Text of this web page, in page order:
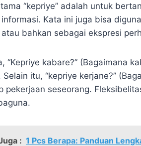
“kepriye” adalah untuk
Kata ini juga bisa
bahkan sebagai ekspresi
“Kepriye kabare?” (Bagaimana
Selain itu, “kepriye kerjane?”
pekerjaan seseorang.
: 1 Pcs Berapa: Panduan